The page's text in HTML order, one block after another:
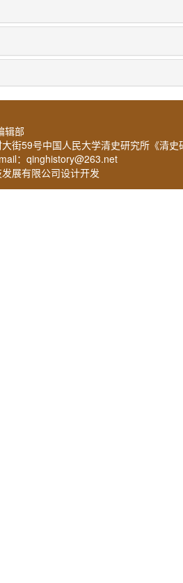
辑部
大街59号中国人民大学清史研究所《
： qinghistory@263.net
展有限公司设计开发